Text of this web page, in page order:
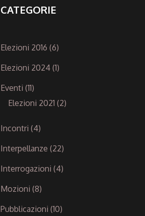
CATEGORIE
Elezioni 2016 (6)
Elezioni 2024 (1)
Eventi (11)
Elezioni 2021 (2)
Incontri (4)
Interpellanze (22)
Interrogazioni (4)
Mozioni (8)
Pubblicazioni (10)